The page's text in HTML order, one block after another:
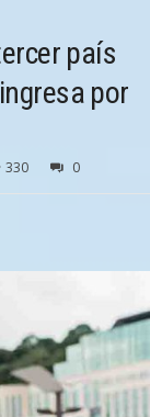
país
por
330 0